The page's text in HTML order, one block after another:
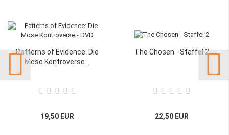
Patterns of Evidence: Die
Mose Kontroverse...
19,50 EUR
The Chosen - Staffel 2
22,50 EUR